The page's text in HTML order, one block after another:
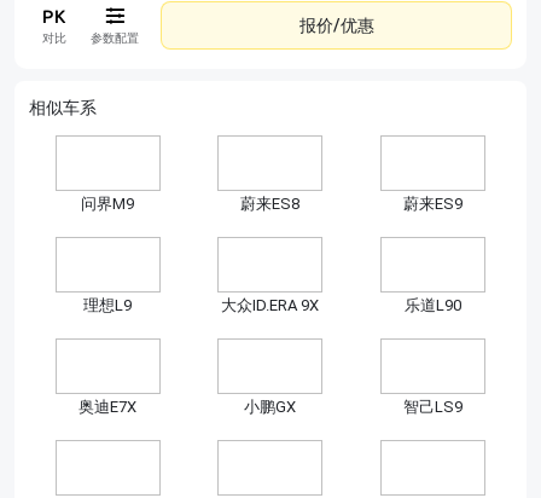
对比 参数配置
报价/优惠
相似车系
问界M9 蔚来ES8 蔚来ES9
理想L9 大众ID.ERA 9X 乐道L90
奥迪E7X 小鹏GX 智己LS9